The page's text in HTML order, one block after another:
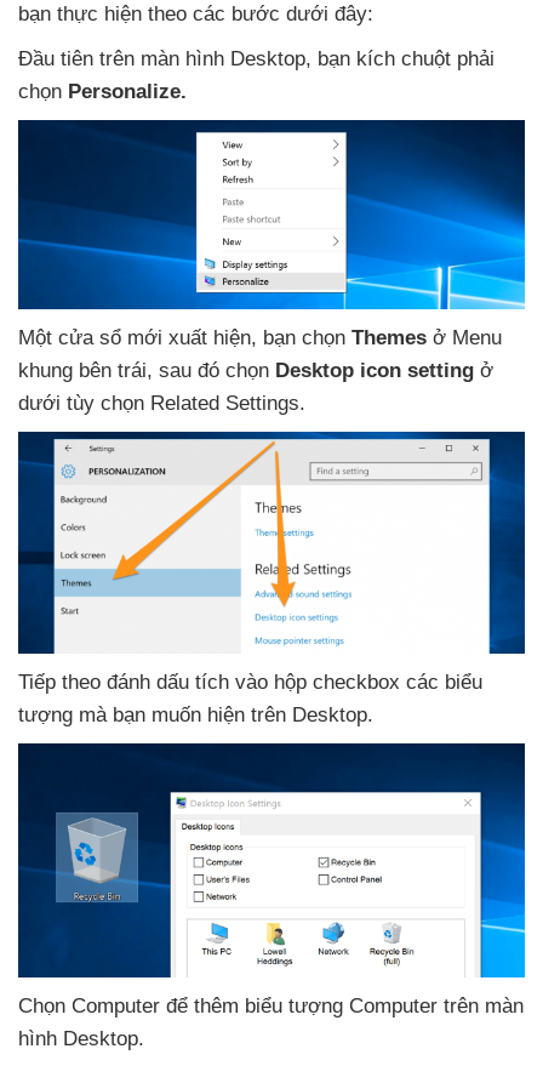
bạn thực hiện theo các bước dưới đây:
Đầu tiên trên màn hình Desktop, bạn kích chuột phải
chọn Personalize.
Một cửa sổ mới xuất hiện, bạn chọn Themes ở Menu
khung bên trái, sau đó chọn Desktop icon setting ở
dưới tùy chọn Related Settings.
Tiếp theo đánh dấu tích vào hộp checkbox các biểu
tượng mà bạn muốn hiện trên Desktop.
Chọn Computer để thêm biểu tượng Computer trên màn
hình Desktop.